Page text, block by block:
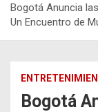
Bogotá Anuncia
Un Encuentro de
Bogotá